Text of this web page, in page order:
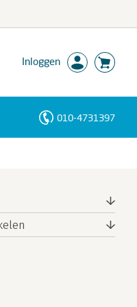
Inloggen
010-4731397